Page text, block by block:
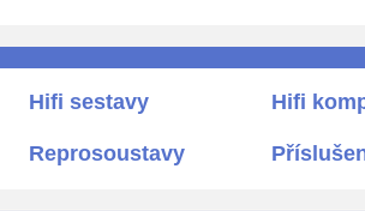
Hifi sestavy Hifi
Reprosoustavy